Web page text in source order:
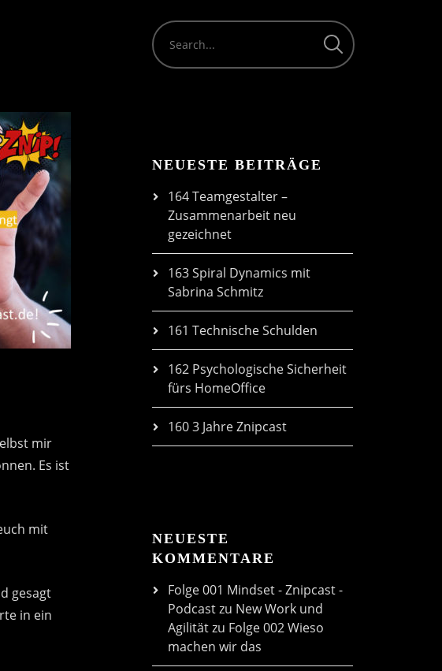
volume.
mir
Es ist
mit
gesagt
in ein
NEUESTE BEITRÄGE
164 Teamgestalter –
Zusammenarbeit neu
gezeichnet
163 Spiral Dynamics mit
Sabrina Schmitz
161 Technische Schulden
162 Psychologische Sicherheit
fürs HomeOffice
160 3 Jahre Znipcast
NEUESTE
KOMMENTARE
Folge 001 Mindset - Znipcast -
Podcast zu New Work und
Agilitätzu Folge 002 Wieso
machen wir das